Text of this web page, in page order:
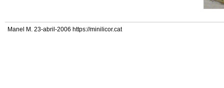
Manel M. 23-abril-2006 https://minilicor.cat